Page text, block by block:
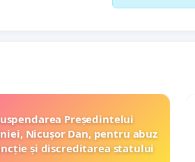
Președintelui
Nicușor Dan, pentru abuz
și discreditarea statului